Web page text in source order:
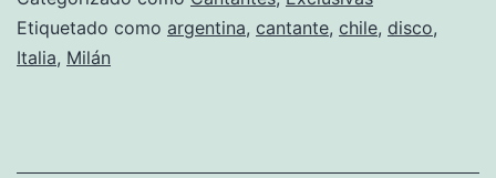
Europa
Etiquetado como argentina, cantante, chile, disco,
Italia, Milán